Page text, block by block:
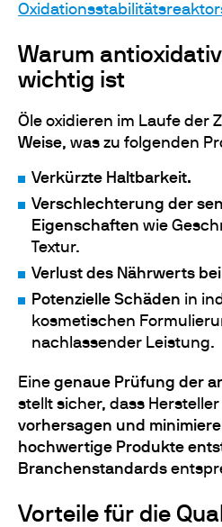
Warum
wichtig ist
Öle oxidieren im Laufe der
Weise, was zu folgenden
Verkürzte Haltbarkeit.
Verschlechterung der
Eigenschaften wie
Textur.
Verlust des Nährwerts
Potenzielle Schäden in
kosmetischen
nachlassender Leistung.
Eine genaue Prüfung der
stellt sicher, dass
vorhersagen und
hochwertige Produkte
Branchenstandards
Vorteile für die